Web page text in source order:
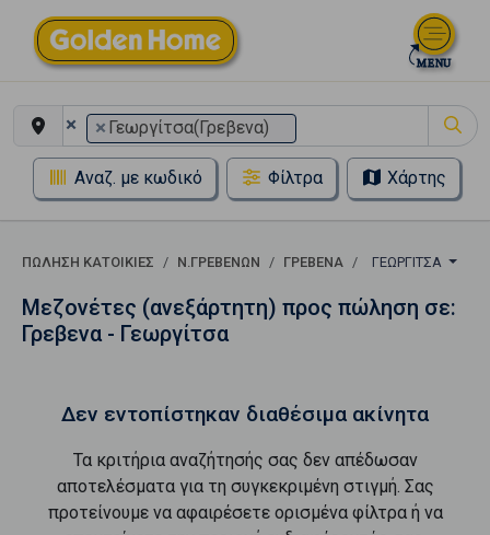
× × Γεωργίτσα(Γρεβενα)
Αναζ. με κωδικό Φίλτρα Χάρτης
ΠΏΛΗΣΗ ΚΑΤΟΙΚΊΕΣ Ν.ΓΡΕΒΕΝΩΝ ΓΡΕΒΕΝΑ ΓΕΩΡΓΊΤΣΑ
Μεζονέτες (ανεξάρτητη) προς πώληση σε:
Γρεβενα - Γεωργίτσα
Δεν εντοπίστηκαν διαθέσιμα ακίνητα
Τα κριτήρια αναζήτησής σας δεν απέδωσαν
αποτελέσματα για τη συγκεκριμένη στιγμή. Σας
προτείνουμε να αφαιρέσετε ορισμένα φίλτρα ή να